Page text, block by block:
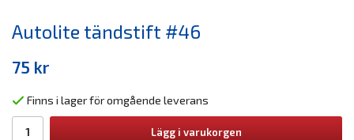
Autolite tändstift #46
75 kr
Finns i lager för omgående leverans
Lägg i varukorgen